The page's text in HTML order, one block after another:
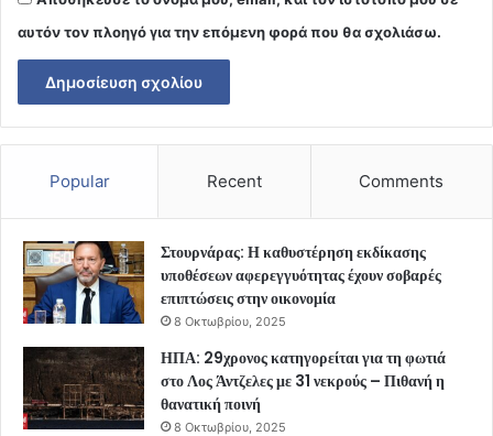
αυτόν τον πλοηγό για την επόμενη φορά που θα σχολιάσω.
Popular Recent Comments
Στουρνάρας: Η καθυστέρηση εκδίκασης
υποθέσεων αφερεγγυότητας έχουν σοβαρές
επιπτώσεις στην οικονομία
8 Οκτωβρίου, 2025
ΗΠΑ: 29χρονος κατηγορείται για τη φωτιά
στο Λος Άντζελες με 31 νεκρούς – Πιθανή η
θανατική ποινή
8 Οκτωβρίου, 2025